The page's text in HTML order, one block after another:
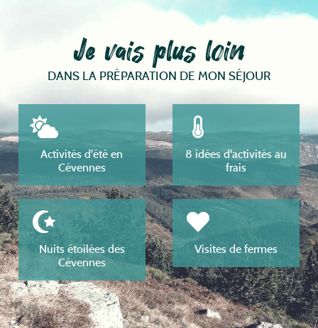
Je vais plus loin
DANS LA PRÉPARATION DE MON SÉJOUR
Activités d'été en
Cévennes
8 idées d'activités au
frais
Nuits étoilées des
Cévennes
Visites de fermes